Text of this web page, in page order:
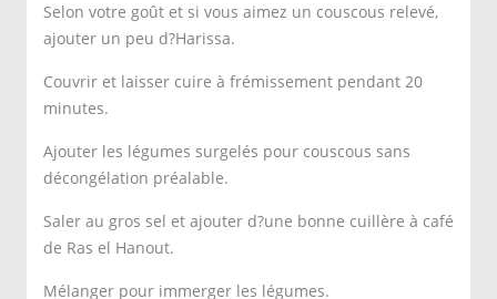
Selon votre goût et si vous aimez un couscous relevé,
ajouter un peu d?Harissa.
Couvrir et laisser cuire à frémissement pendant 20
minutes.
Ajouter les légumes surgelés pour couscous sans
décongélation préalable.
Saler au gros sel et ajouter d?une bonne cuillère à café
de Ras el Hanout.
Mélanger pour immerger les légumes.